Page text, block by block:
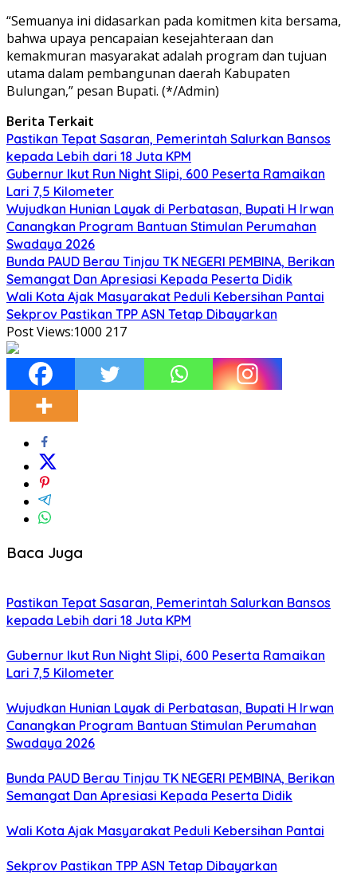
“Semuanya ini didasarkan pada komitmen kita bersama,
bahwa upaya pencapaian kesejahteraan dan
kemakmuran masyarakat adalah program dan tujuan
utama dalam pembangunan daerah Kabupaten
Bulungan,” pesan Bupati. (*/Admin)
Berita Terkait
Pastikan Tepat Sasaran, Pemerintah Salurkan Bansos
kepada Lebih dari 18 Juta KPM
Gubernur Ikut Run Night Slipi, 600 Peserta Ramaikan
Lari 7,5 Kilometer
Wujudkan Hunian Layak di Perbatasan, Bupati H Irwan
Canangkan Program Bantuan Stimulan Perumahan
Swadaya 2026
Bunda PAUD Berau Tinjau TK NEGERI PEMBINA, Berikan
Semangat Dan Apresiasi Kepada Peserta Didik
Wali Kota Ajak Masyarakat Peduli Kebersihan Pantai
Sekprov Pastikan TPP ASN Tetap Dibayarkan
Post Views:1000 217
Baca Juga
Pastikan Tepat Sasaran, Pemerintah Salurkan Bansos
kepada Lebih dari 18 Juta KPM
Gubernur Ikut Run Night Slipi, 600 Peserta Ramaikan
Lari 7,5 Kilometer
Wujudkan Hunian Layak di Perbatasan, Bupati H Irwan
Canangkan Program Bantuan Stimulan Perumahan
Swadaya 2026
Bunda PAUD Berau Tinjau TK NEGERI PEMBINA, Berikan
Semangat Dan Apresiasi Kepada Peserta Didik
Wali Kota Ajak Masyarakat Peduli Kebersihan Pantai
Sekprov Pastikan TPP ASN Tetap Dibayarkan